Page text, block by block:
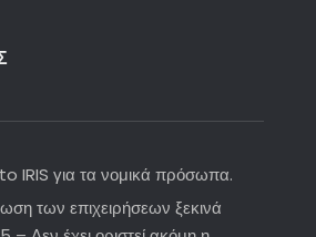
IRIS για τα νομικά πρόσωπα.
των επιχειρήσεων ξεκινά